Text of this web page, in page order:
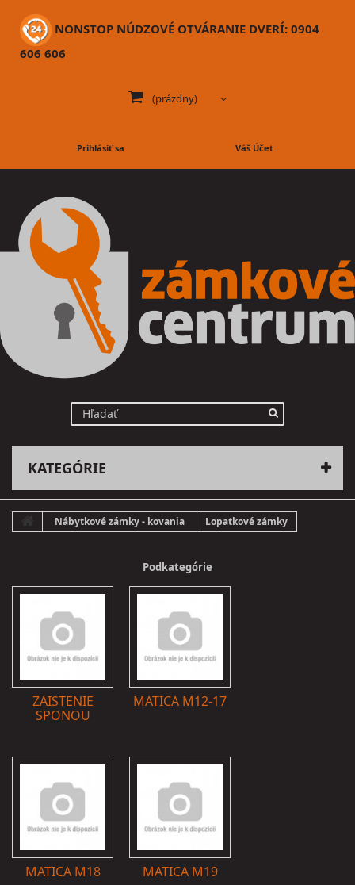
NONSTOP NÚDZOVÉ OTVÁRANIE DVERÍ: 0904
606 606
(prázdny)
Prihlásiť sa Váš Účet
KATEGÓRIE
Nábytkové zámky - kovania Lopatkové zámky
Podkategórie
ZAISTENIE
SPONOU
MATICA M12-17
MATICA M18 MATICA M19